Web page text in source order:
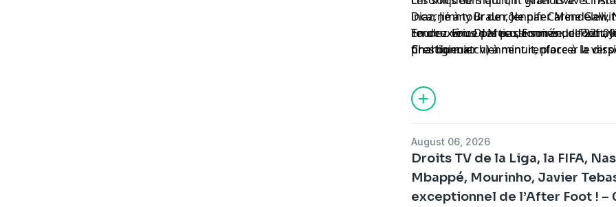
Diaz, Jimmy Braun, Jennifer
rendez-vous des passionnés de foot
prestigieux.
incarné à tour de rôle par Carine Galli,
Tourre. Eric Di Meco, Emmanuel Petit,
Charbonnier viennent renforcer le
En deuxième partie de soirée, de
final du match) à minuit, place à la
de l'After autour de Gilbert Brisbois,
et Jean-Louis Tourre du dimanche au
retour dans l'After et prend les
vendredis et samedis.
August 06, 2026
Droits TV de la Liga, la FIFA,
Mbappé, Mourinho, Javier
exceptionnel de l’After Foot ! –